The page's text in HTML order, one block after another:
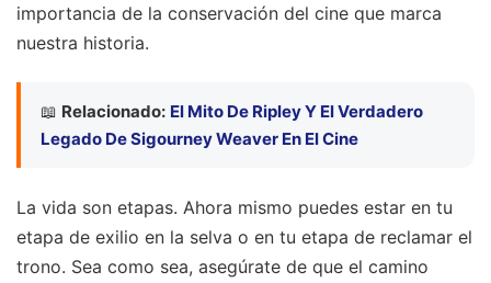
importancia de la conservación del cine que marca
nuestra historia.
📖 Relacionado: El Mito De Ripley Y El Verdadero
Legado De Sigourney Weaver En El Cine
La vida son etapas. Ahora mismo puedes estar en tu
etapa de exilio en la selva o en tu etapa de reclamar el
trono. Sea como sea, asegúrate de que el camino